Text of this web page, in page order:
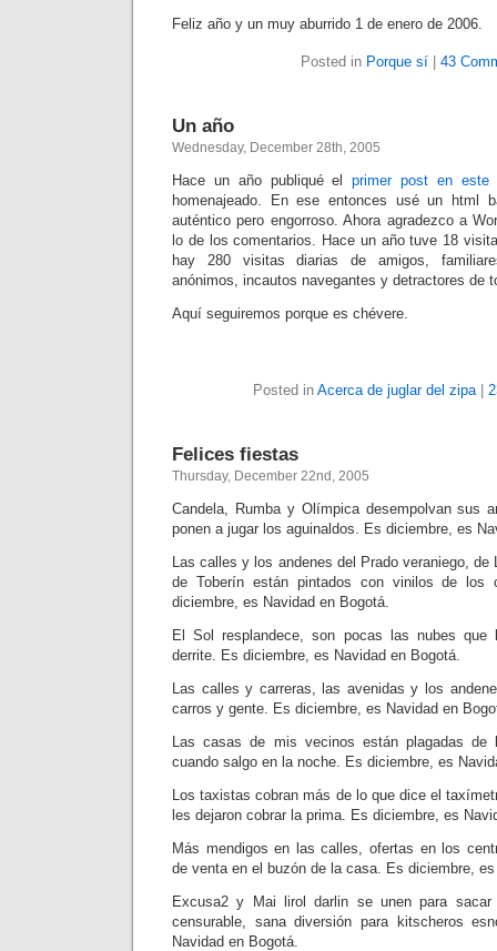
Feliz año y un muy aburrido 1 de enero de 2006.
Posted in Porque sí 43
Un año
Wednesday, December 28th, 2005
Hace un año publiqué elprimer post en este
homenajeado. En ese entonces usé un html
auténtico pero engorroso. Ahora agradezco a
lo de los comentarios. Hace un año tuve 18
hay 280 visitas diarias de amigos,
anónimos, incautos navegantes y detractores de
Aquí seguiremos porque es chévere.
Posted in Acerca de juglar del zipa|
Felices fiestas
Thursday, December 22nd, 2005
Candela, Rumba y Olímpica desempolvan sus
ponen a jugar los aguinaldos. Es diciembre, es
Las calles y los andenes del Prado veraniego,
de Toberín están pintados con vinilos de los
diciembre, es Navidad en Bogotá.
El Sol resplandece, son pocas las nubes
derrite. Es diciembre, es Navidad en Bogotá.
Las calles y carreras, las avenidas y los
carros y gente. Es diciembre, es Navidad en
Las casas de mis vecinos están plagadas de
cuando salgo en la noche. Es diciembre, es
Los taxistas cobran más de lo que dice el
les dejaron cobrar la prima. Es diciembre, es
Más mendigos en las calles, ofertas en los
de venta en el buzón de la casa. Es diciembre,
Excusa2 y Mai lirol darlin se unen para sacar
censurable, sana diversión para kitscheros
Navidad en Bogotá.